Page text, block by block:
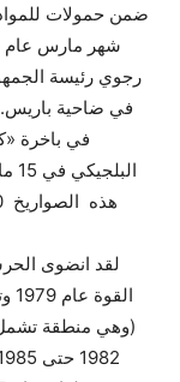
ضمن حمولات للمواد
رجوي رئيسة
في ضاحية باريس.
في باخرة
لقد انضوى
(وهي منطقة تشمل